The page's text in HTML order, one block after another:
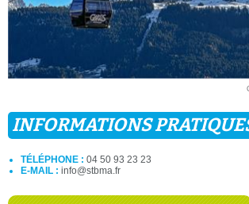
INFORMATIONS
TÉLÉPHONE : 04 50 93 23 23
E-MAIL : info@stbma.fr